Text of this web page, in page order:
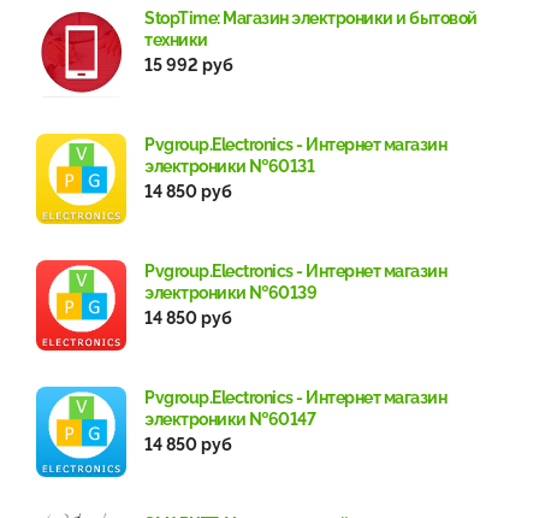
StopTime: Магазин электроники и бытовой
техники
15 992 руб
Pvgroup.Electronics - Интернет магазин
электроники №60131
14 850 руб
Pvgroup.Electronics - Интернет магазин
электроники №60139
14 850 руб
Pvgroup.Electronics - Интернет магазин
электроники №60147
14 850 руб